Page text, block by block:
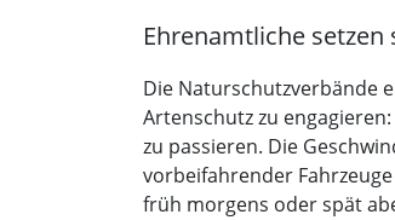
Ehrenamtliche setzen
Die Naturschutzverbände
Artenschutz zu
zu passieren. Die
vorbeifahrender
früh morgens oder spät